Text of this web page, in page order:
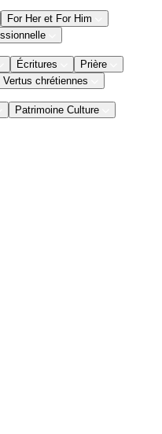
For Her et For Him
Écritures
Prière
Vertus chrétiennes
Patrimoine Culture